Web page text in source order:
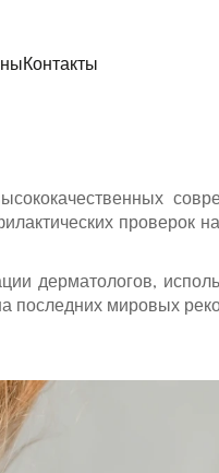
Контакты
проверок
дерматологов,
последних мировых